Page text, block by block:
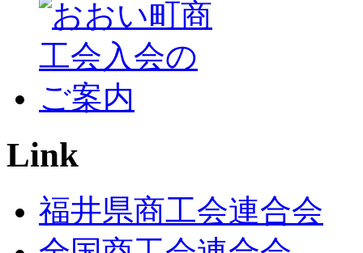
Link
福井県商工会連合会